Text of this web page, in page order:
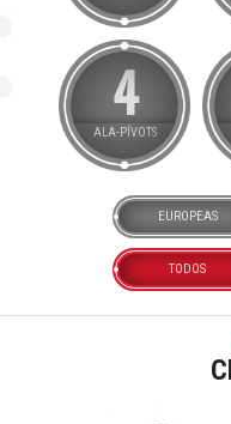
4
ALA-PÍVOTS
EUROPEAS
TODOS